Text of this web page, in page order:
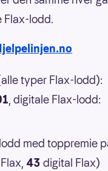
Flax-lodd.
typer Flax-lodd):
, digitale Flax-lodd:
med toppremie
43 digital Flax)